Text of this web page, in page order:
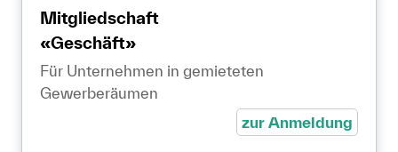
Mitgliedschaft
«Geschäft»
Für Unternehmen in gemieteten
Gewerberäumen
zur Anmeldung